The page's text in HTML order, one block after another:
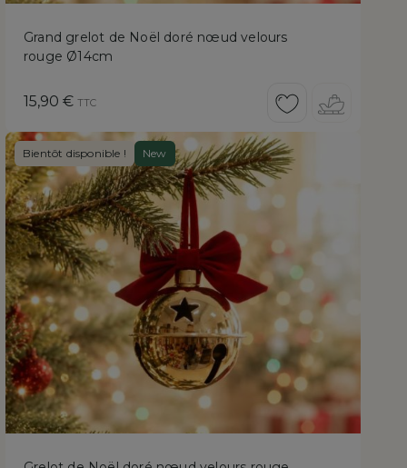
Grand grelot de Noël doré nœud velours
rouge Ø14cm
Prix
15,90 € TTC
Bientôt disponible ! New